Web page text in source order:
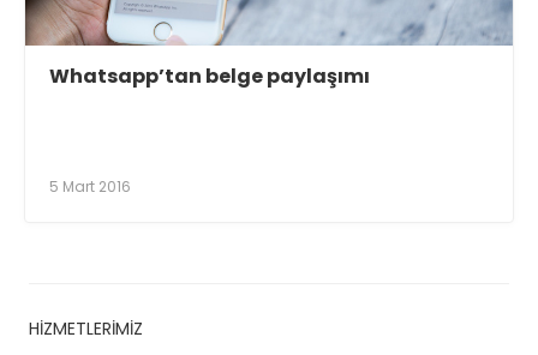
Whatsapp’tan belge paylaşımı
5 Mart 2016
HIZMETLERIMIZ